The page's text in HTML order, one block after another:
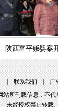
陕西富平贩婴案
|联系我们|广
站所刊载信息，不
未经授权禁止转载